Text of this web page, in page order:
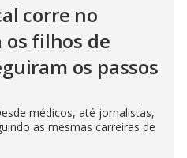
corre no
os filhos de
os passos
médicos, até jornalistas,
as mesmas carreiras de